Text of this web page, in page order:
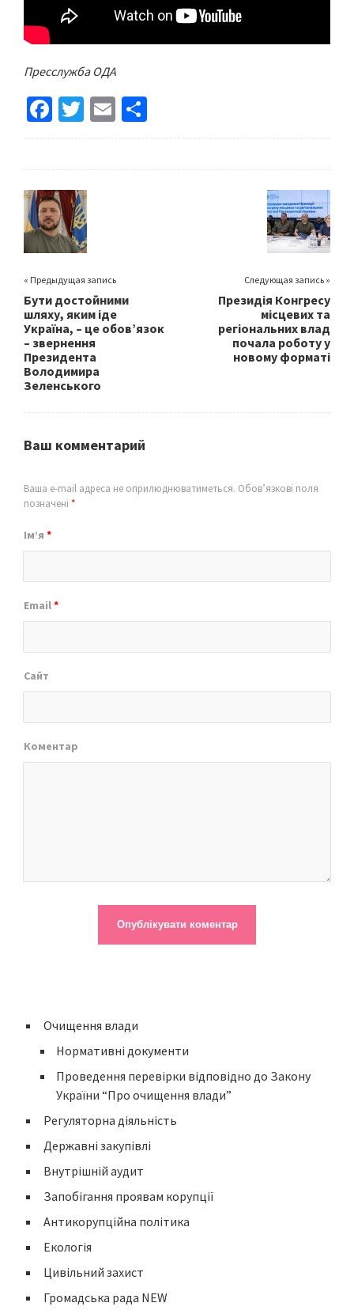
Пресслужба ОДА
Fa
ce
o
o
k
T
wi
er
E
m h
« Предыдущая запись
Бути достойними
шляху, яким іде
Україна, – це обовʼязок
– звернення
Президента
Володимира
Зеленського
Следующая запись »
Президія Конгресу
місцевих та
регіональних влад
почала роботу у
новому форматі
Ваш комментарий
Ваша e-mail адреса не оприлюднюватиметься. Обов’язкові поля
позначені *
Ім’я *
Email*
Сайт
Коментар
Очищення влади
Нормативні документи
Проведення перевірки відповідно до Закону
України “Про очищення влади”
Регуляторна діяльність
Державні закупівлі
Внутрішній аудит
Запобігання проявам корупції
Антикорупційна політика
Екологія
Цивільний захист
Громадська рада NEW